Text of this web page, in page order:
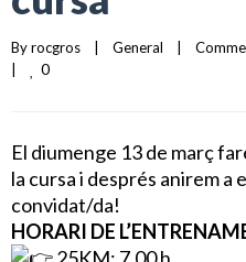
By rocgros General
0
El diumenge 13 de març
la cursa i després anirem a
convidat/da!
HORARI DE